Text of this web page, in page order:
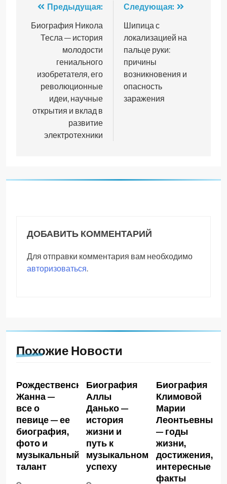
Навигация
по
записям
Предыдущая:
Биография Никола
Тесла — история
молодости
гениального
изобретателя, его
революционные
идеи, научные
открытия и вклад в
развитие
электротехники
Следующая:
Шипица с
локализацией на
пальце руки:
причины
возникновения и
опасность
заражения
ДОБАВИТЬ КОММЕНТАРИЙ
Для отправки комментария вам необходимо
авторизоваться.
Похожие Новости
Рождественская
Жанна —
все о
певице — ее
биография,
фото и
музыкальный
талант
Биография
Аллы
Данько —
история
жизни и
путь к
музыкальному
успеху
Биография
Климовой
Марии
Леонтьевны
— годы
жизни,
достижения,
интересные
факты